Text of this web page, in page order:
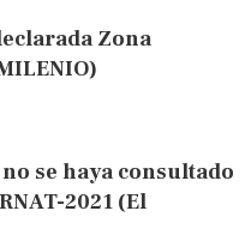
Zona
se haya consultado
2021 (El